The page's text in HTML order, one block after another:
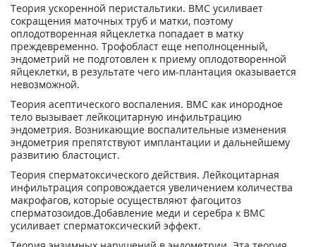
Теория ускоренной перистальтики. ВМС усиливает
сокращения маточных труб и матки, поэтому
оплодотворенная яйцеклетка попадает в матку
преждевременно. Трофобласт еще неполноценный,
эндометрий не подготовлен к приему оплодотворенной
яйцеклетки, в результате чего им-плантация оказывается
невозможной.
Теория асептического воспаления. ВМС как инородное
тело вызывает лейкоцитарную инфильтрацию
эндометрия. Возникающие воспалительные изменения
эндометрия препятствуют имплантации и дальнейшему
развитию бластоцист.
Теория сперматоксического действия. Лейкоцитарная
инфильтрация сопровождается увеличением количества
макрофагов, которые осуществляют фагоцитоз
сперматозоидов.Добавление меди и серебра к ВМС
усиливает сперматоксический эффект.